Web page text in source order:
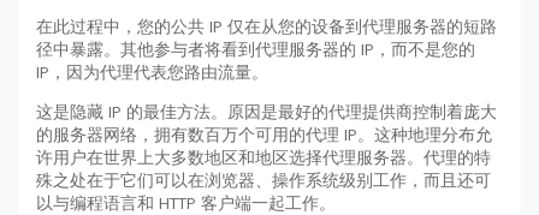
在此过程中，您的公共 IP 仅在从您的设备到代理服务器的短路
径中暴露。其他参与者将看到代理服务器的 IP，而不是您的
IP，因为代理代表您路由流量。
这是隐藏 IP 的最佳方法。原因是最好的代理提供商控制着庞大
的服务器网络，拥有数百万个可用的代理 IP。这种地理分布允
许用户在世界上大多数地区和地区选择代理服务器。代理的特
殊之处在于它们可以在浏览器、操作系统级别工作，而且还可
以与编程语言和 HTTP 客户端一起工作。